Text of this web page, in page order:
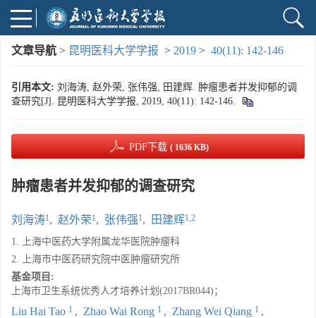
文章导航 > 昆明医科大学学报 > 2019 > 40(11): 142-146
引用本文: 刘海涛, 赵外荣, 张伟强, 田建辉. 肿瘤患者并发抑郁的调
查研究[J]. 昆明医科大学学报, 2019, 40(11): 142-146.
PDF下载 ( 1636 KB)
肿瘤患者并发抑郁的调查研究
刘海涛1, 赵外荣1, 张伟强1, 田建辉1,2
1. 上海中医药大学附属龙华医院肿瘤科
2. 上海市中医药研究院中医肿瘤研究所
基金项目:
上海市卫生系统优秀人才培养计划(2017BR044)；
Liu Hai Tao 1 , Zhao Wai Rong 1 , Zhang Wei Qiang 1 ,